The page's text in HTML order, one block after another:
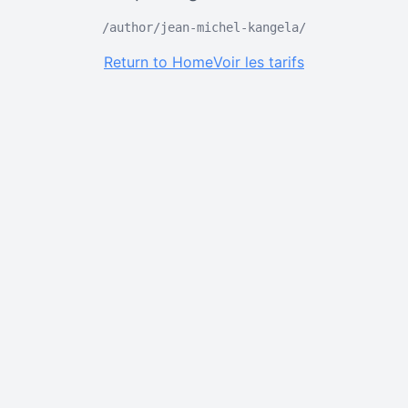
/author/jean-michel-kangela/
Return to HomeVoir les tarifs